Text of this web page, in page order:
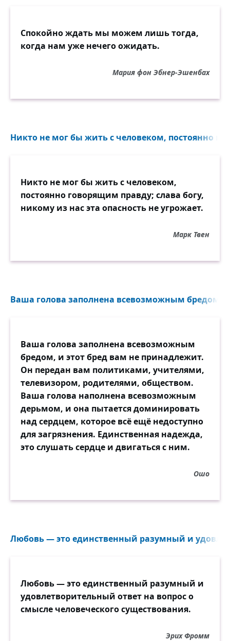
Спокойно ждать мы можем лишь тогда,
когда нам уже нечего ожидать.
Мария фон Эбнер-Эшенбах
Никто не мог бы жить с человеком, постоянно
Никто не мог бы жить с человеком,
постоянно говорящим правду; слава богу,
никому из нас эта опасность не угрожает.
Марк Твен
Ваша голова заполнена всевозможным бредом, и
Ваша голова заполнена всевозможным
бредом, и этот бред вам не принадлежит.
Он передан вам политиками, учителями,
телевизором, родителями, обществом.
Ваша голова наполнена всевозможным
дерьмом, и она пытается доминировать
над сердцем, которое всё ещё недоступно
для загрязнения. Единственная надежда,
это слушать сердце и двигаться с ним.
Ошо
Любовь — это единственный разумный и
Любовь — это единственный разумный и
удовлетворительный ответ на вопрос о
смысле человеческого существования.
Эрих Фромм